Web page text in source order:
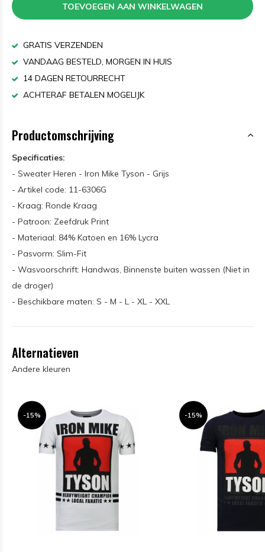
TOEVOEGEN AAN WINKELWAGEN
GRATIS VERZENDEN
VANDAAG BESTELD, MORGEN IN HUIS
14 DAGEN RETOURRECHT
ACHTERAF BETALEN MOGELIJK
Productomschrijving
Specificaties:
- Sweater Heren - Iron Mike Tyson - Grijs
- Artikel code: 11-6306G
- Kraag: Ronde Kraag
- Patroon: Zeefdruk Print
- Materiaal: 84% Katoen en 16% Lycra
- Pasvorm: Slim-Fit
- Wasvoorschrift: Handwas, Binnenste buiten wassen (Niet in
de droger)
- Beschikbare maten: S - M - L - XL - XXL
Alternatieven
Andere kleuren
-15% -15%